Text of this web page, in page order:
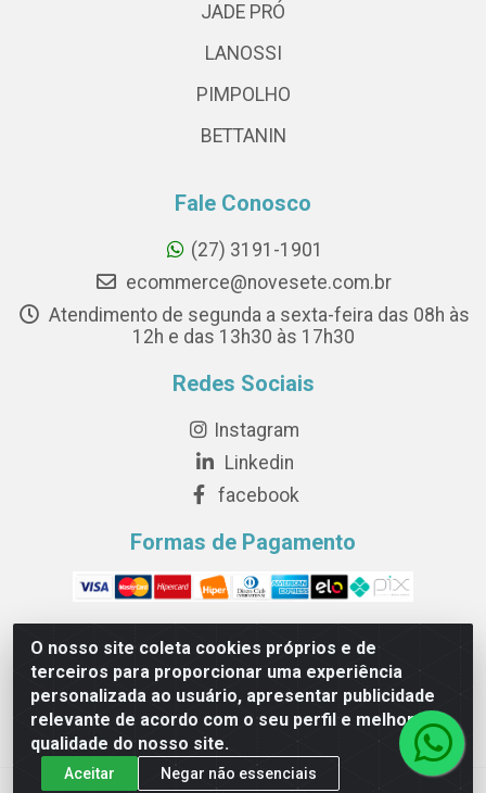
O nosso site coleta cookies próprios e de
terceiros para proporcionar uma experiência
personalizada ao usuário, apresentar publicidade
relevante de acordo com o seu perfil e melhorar a
qualidade do nosso site.
Aceitar Negar não essenciais
JADE PRÓ
LANOSSI
PIMPOLHO
BETTANIN
Fale Conosco
(27) 3191-1901
ecommerce@novesete.com.br
Atendimento de segunda a sexta-feira das 08h às
12h e das 13h30 às 17h30
Redes Sociais
Instagram
Linkedin
facebook
Formas de Pagamento
Novesete Distribuidora LTDA - Avenida Setecentos, S/N,
Terminal Intermodal da Serra, Serra/ES - CEP 29161-414 -
CNPJ 29.479.604/0001-44